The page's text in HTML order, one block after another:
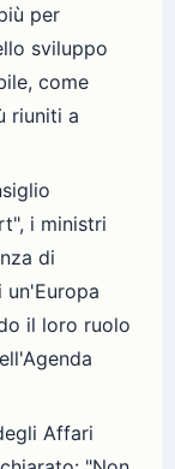
per
sviluppo
come
riuniti a
i ministri
di
un'Europa
il loro ruolo
Affari